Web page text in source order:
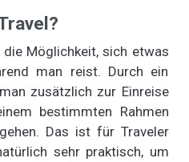
Möglichkeit, sich etwas
man reist. Durch ein
zusätzlich zur Einreise
bestimmten Rahmen
Das ist für Traveler
sehr praktisch, um